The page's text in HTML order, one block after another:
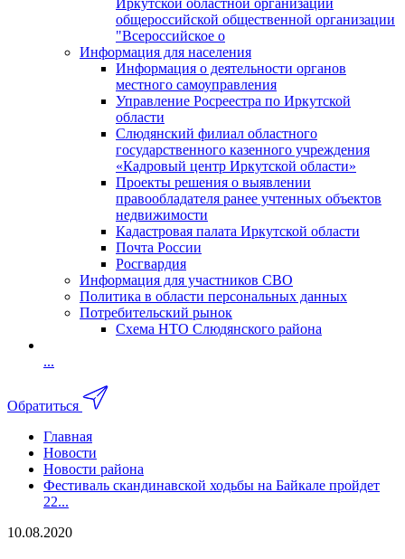
Иркутской областной организации
общероссийской общественной организации
"Всероссийское о
Информация для населения
Информация о деятельности органов
местного самоуправления
Управление Росреестра по Иркутской
области
Слюдянский филиал областного
государственного казенного учреждения
«Кадровый центр Иркутской области»
Проекты решения о выявлении
правообладателя ранее учтенных объектов
недвижимости
Кадастровая палата Иркутской области
Почта России
Росгвардия
Информация для участников СВО
Политика в области персональных данных
Потребительский рынок
Схема НТО Слюдянского района
...
Обратиться
Главная
Новости
Новости района
Фестиваль скандинавской ходьбы на Байкале пройдет
22...
10.08.2020